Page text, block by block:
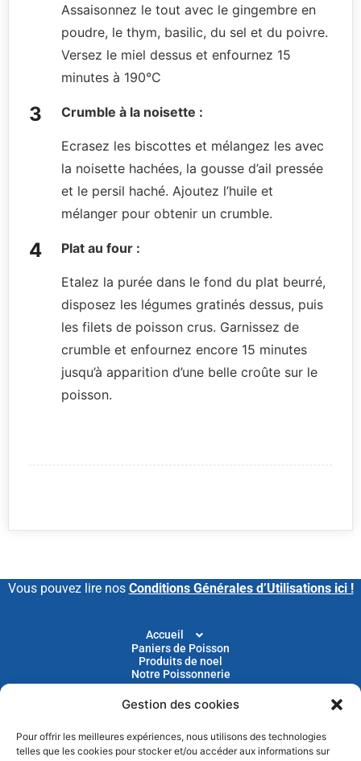
Gestion des cookies
Pour offrir les meilleures expériences, nous utilisons des technologies
telles que les cookies pour stocker et/ou accéder aux informations sur
Assaisonnez le tout avec le gingembre en
poudre, le thym, basilic, du sel et du poivre.
Versez le miel dessus et enfournez 15
minutes à 190°C
Crumble à la noisette :
Ecrasez les biscottes et mélangez les avec
la noisette hachées, la gousse d’ail pressée
et le persil haché. Ajoutez l’huile et
mélanger pour obtenir un crumble.
Plat au four :
Etalez la purée dans le fond du plat beurré,
disposez les légumes gratinés dessus, puis
les filets de poisson crus. Garnissez de
crumble et enfournez encore 15 minutes
jusqu’à apparition d’une belle croûte sur le
poisson.
Vous pouvez lire nos Conditions Générales d’Utilisations ici !
Accueil
Paniers de Poisson
Produits de noel
Notre Poissonnerie
Livraison
Blog
Devenir Client